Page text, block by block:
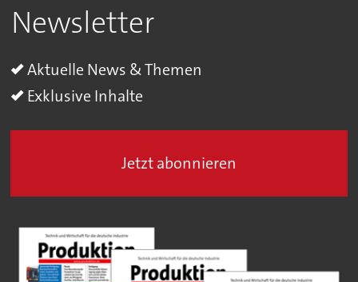
Newsletter
Aktuelle News & Themen
Exklusive Inhalte
Jetzt abonnieren